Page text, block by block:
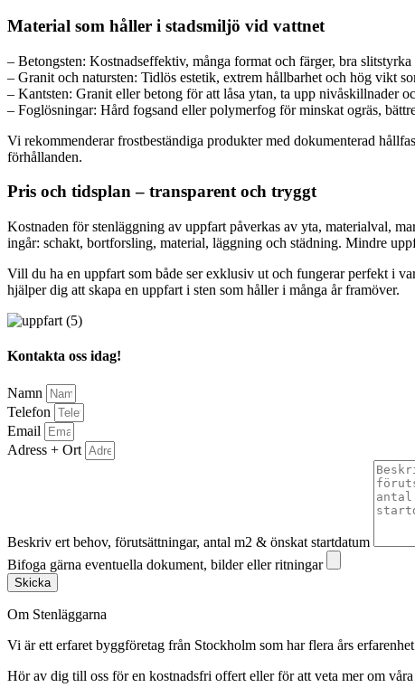
Material som håller i stadsmiljö vid vattnet
– Betongsten: Kostnadseffektiv, många format och färger, bra
– Granit och natursten: Tidlös estetik, extrem hållbarhet och hög vikt
– Kantsten: Granit eller betong för att låsa ytan, ta upp nivåskillnader
– Foglösningar: Hård fogsand eller polymerfog för minskat ogräs,
Vi rekommenderar frostbeständiga produkter med dokumenterad
förhållanden.
Pris och tidsplan – transparent och tryggt
Kostnaden för stenläggning av uppfart påverkas av yta, materialval,
ingår: schakt, bortforsling, material, läggning och städning. Mindre
Vill du ha en uppfart som både ser exklusiv ut och fungerar perfekt i
hjälper dig att skapa en uppfart i sten som håller i många år framöver.
Kontakta oss idag!
Namn
Telefon
Email
Adress + Ort
Beskriv ert behov, förutsättningar, antal m2 & önskat startdatum
Bifoga gärna eventuella dokument, bilder eller ritningar
Skicka
Om Stenläggarna
Vi är ett erfaret byggföretag från Stockholm som har flera års
Hör av dig till oss för en kostnadsfri offert eller för att veta mer om våra